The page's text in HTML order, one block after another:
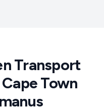
Transport
Town